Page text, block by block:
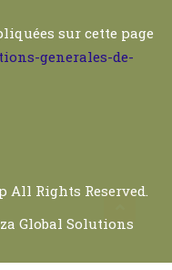
sur cette page
generales-de-
All Rights Reserved.
Global Solutions